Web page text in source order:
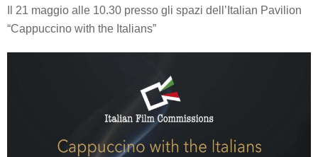
Il 21 maggio alle 10.30 presso gli spazi dell’Italian Pavilion
“Cappuccino with the Italians”